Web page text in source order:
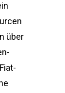
über